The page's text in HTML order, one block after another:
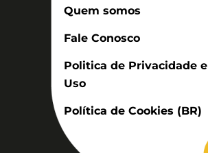
Quem somos
Fale Conosco
Politica de Privacidade
Uso
Política de Cookies (BR)